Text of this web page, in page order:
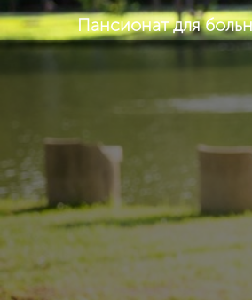
Пансионат для